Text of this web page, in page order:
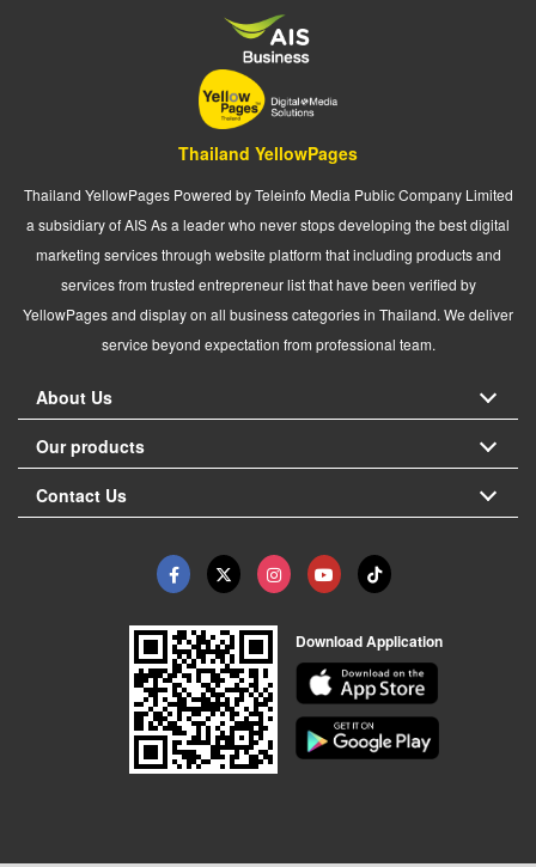
Thailand YellowPages
Thailand YellowPages Powered by Teleinfo Media Public Company Limited
a subsidiary of AIS As a leader who never stops developing the best digital
marketing services through website platform that including products and
services from trusted entrepreneur list that have been verified by
YellowPages and display on all business categories in Thailand. We deliver
service beyond expectation from professional team.
About Us
Our products
Contact Us
Download Application